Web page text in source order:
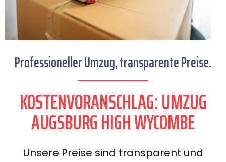
Professioneller Umzug, transparente Preise.
KOSTENVORANSCHLAG: UMZUG
AUGSBURG HIGH WYCOMBE
Unsere Preise sind transparent und